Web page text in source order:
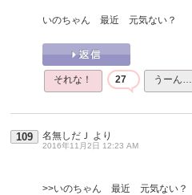
いのちゃん 最近 元気ない？
それな！ 27 うーん…
109 名無しだＪ より
2016年11月2日 12:23 AM
>>いのちゃん 最近 元気ない？